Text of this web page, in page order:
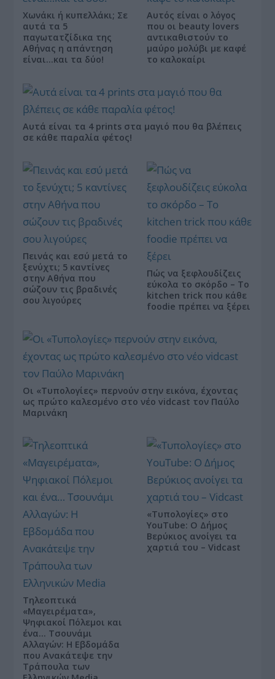
Χωνάκι ή κυπελλάκι; Σε
αυτά τα 5
παγωτατζίδικα της
Αθήνας η απάντηση
είναι…και τα δύο!
Αυτός είναι ο λόγος
που οι beauty lovers
αντικαθιστούν το
μαύρο μολύβι με καφέ
το καλοκαίρι
Αυτά είναι τα 4 prints στα μαγιό που θα βλέπεις
σε κάθε παραλία φέτος!
Πεινάς και εσύ μετά το
ξενύχτι; 5 καντίνες
στην Αθήνα που
σώζουν τις βραδινές
σου λιγούρες
Πώς να ξεφλουδίζεις
εύκολα το σκόρδο – Το
kitchen trick που κάθε
foodie πρέπει να ξέρει
Οι «Τυπολογίες» περνούν στην εικόνα, έχοντας
ως πρώτο καλεσμένο στο νέο vidcast τον Παύλο
Μαρινάκη
Τηλεοπτικά
«Μαγειρέματα»,
Ψηφιακοί Πόλεμοι και
ένα… Τσουνάμι
Αλλαγών: Η Εβδομάδα
που Ανακάτεψε την
Τράπουλα των
«Τυπολογίες» στο
YouTube: Ο Δήμος
Βερύκιος ανοίγει τα
χαρτιά του – Vidcast